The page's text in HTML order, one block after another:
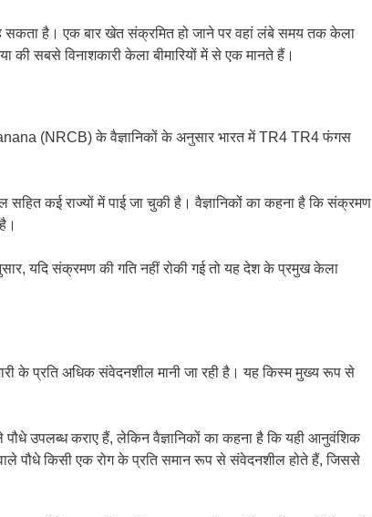
सकता है। एक बार खेत संक्रमित हो जाने पर वहां लंबे समय तक केला
की सबसे विनाशकारी केला बीमारियों में से एक मानते हैं।
(NRCB) के वैज्ञानिकों के अनुसार भारत में TR4 TR4 फंगस
सहित कई राज्यों में पाई जा चुकी है। वैज्ञानिकों का कहना है कि संक्रमण
यदि संक्रमण की गति नहीं रोकी गई तो यह देश के प्रमुख केला
के प्रति अधिक संवेदनशील मानी जा रही है। यह किस्म मुख्य रूप से
उपलब्ध कराए हैं, लेकिन वैज्ञानिकों का कहना है कि यही आनुवंशिक
पौधे किसी एक रोग के प्रति समान रूप से संवेदनशील होते हैं, जिससे